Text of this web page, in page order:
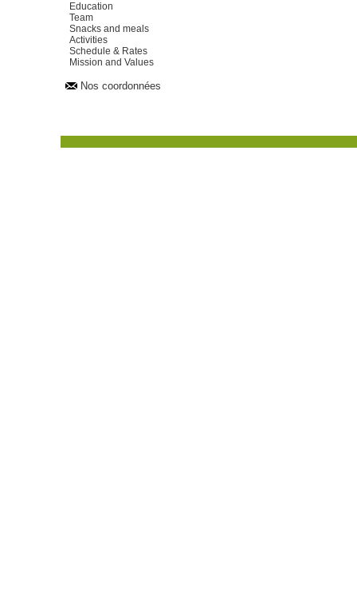
Education
Team
Snacks and meals
Activities
Schedule & Rates
Mission and Values
Nos coordonnées